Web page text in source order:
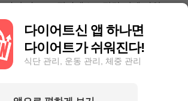
다리 라인
필라테스 – 직각 어깨 라인 만
다이어트신 앱 하나면
다이어트가 쉬워진다!
식단 관리, 운동 관리, 체중 관리